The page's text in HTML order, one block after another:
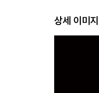
상세 이미지